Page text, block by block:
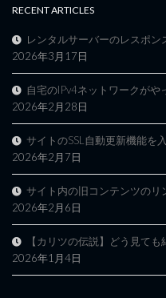
RECENT ARTICLES
レンタルサーバーのレスポ
2026年3月17日
自宅のIPv4ネットワークがや
2026年2月28日
サイトのSSL自動更新機能を
2026年2月7日
サイト内の旧コンテンツのリ
2026年2月6日
【カリツの伝説】どう見て
2026年1月4日